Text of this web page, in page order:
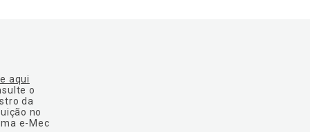
aqui
o
da
no
e-Mec